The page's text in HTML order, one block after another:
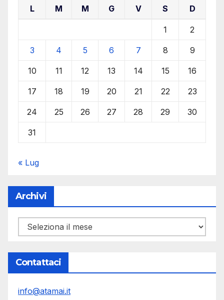
L M M G V S D
1 2
3 4 5 6 7 8 9
10 11 12 13 14 15 16
17 18 19 20 21 22 23
24 25 26 27 28 29 30
31
« Lug
Archivi
Archivi
Contattaci
info@atamai.it